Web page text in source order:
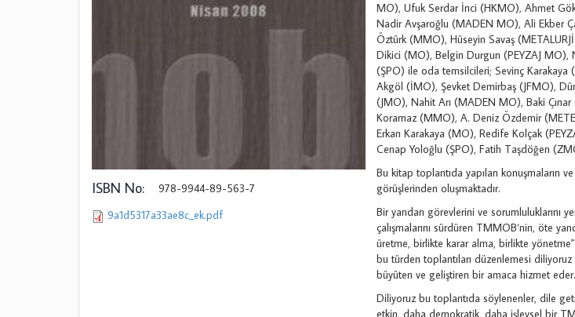
ISBN No:
978-9944-89-563-7
9a1d5317a33ae8c_ek.pdf
MO), Ufuk Serdar İnci (HKMO), Ahmet
Nadir Avşaroğlu (MADEN MO), Ali Ekber
Öztürk (MMO), Hüseyin Savaş
Dikici (MO), Belgin Durgun (PEYZAJ MO),
(ŞPO) ile oda temsilcileri; Sevinç Karakaya
Akgöl (İMO), Şevket Demirbaş (JFMO),
(JMO), Nahit Arı (MADEN MO), Baki
Koramaz (MMO), A. Deniz Özdemir
Erkan Karakaya (MO), Redife Kolçak
Cenap Yoloğlu (ŞPO), Fatih Taşdöğen
Bu kitap toplantıda yapılan konuşmaların ve
görüşlerinden oluşmaktadır.
Bir yandan görevlerini ve sorumluluklarını
çalışmalarını sürdüren TMMOB‘nin, öte
üretme, birlikte karar alma, birlikte yönetme"
bu türden toplantıları düzenlemesi
büyüten ve geliştiren bir amaca hizmet eder.
Diliyoruz bu toplantıda söylenenler, dile
etkin, daha demokratik, daha işlevsel bir